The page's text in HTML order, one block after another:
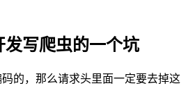
写爬虫的一个坑
的，那么请求头里面一定要去掉这